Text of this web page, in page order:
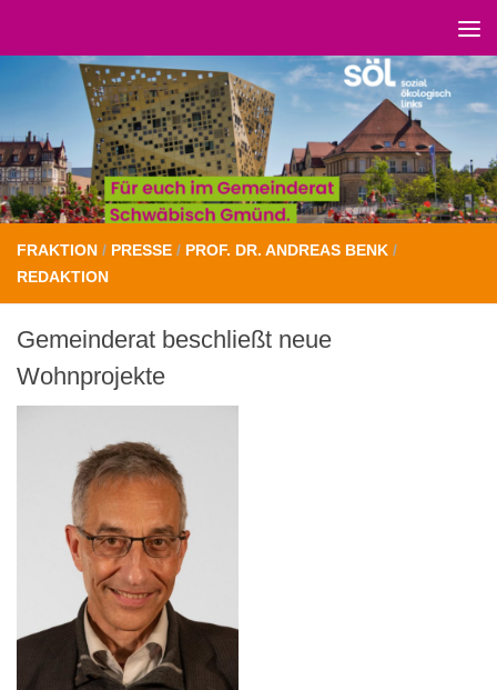
FRAKTION / PRESSE / PROF. DR. ANDREAS BENK /
REDAKTION
Gemeinderat beschließt neue
Wohnprojekte